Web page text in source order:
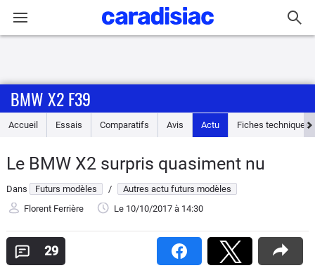
Accueil
Essais
Guide
Electriques
BMW X2 F39
Accueil Essais Comparatifs Avis Actu Fiches techniques
Le BMW X2 surpris quasiment nu
Dans Futurs modèles /
Autres actu futurs modèles
Florent Ferrière
Le 10/10/2017 à 14:30
29